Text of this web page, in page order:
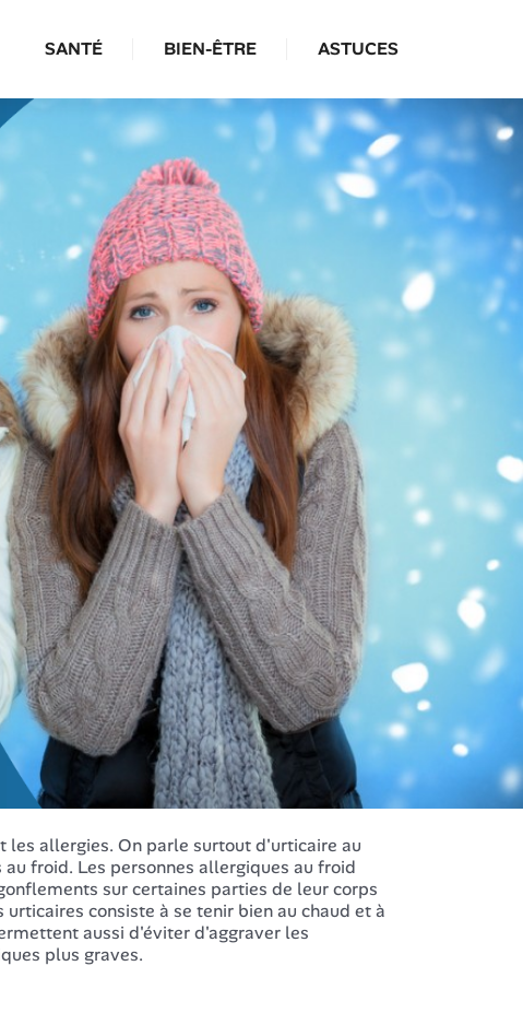
SANTÉ BIEN-ÊTRE ASTUCES
allergies. On parle surtout d'urticaire au
froid. Les personnes allergiques au froid
sur certaines parties de leur corps
consiste à se tenir bien au chaud et à
aussi d'éviter d'aggraver les
plus graves.